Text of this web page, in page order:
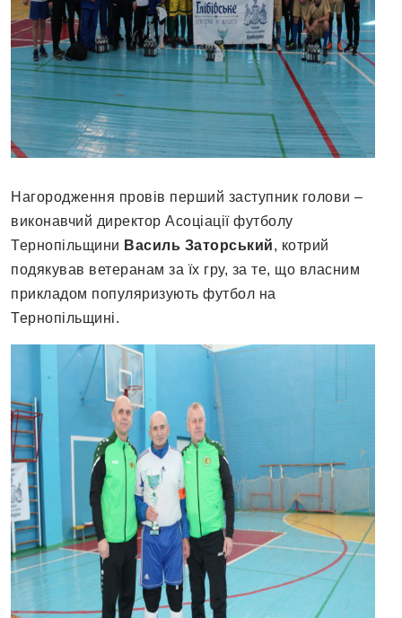
Нагородження провів перший заступник голови –
виконавчий директор Асоціації футболу
Тернопільщини Василь Заторський, котрий
подякував ветеранам за їх гру, за те, що власним
прикладом популяризують футбол на
Тернопільщині.